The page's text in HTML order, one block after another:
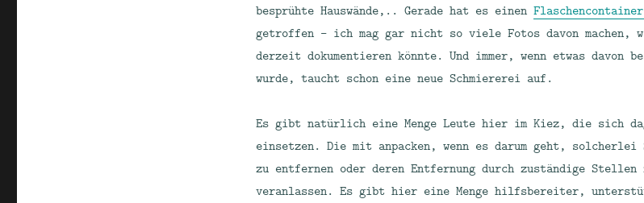
besprühte Hauswände,.. Gerade hat es einen Flaschencontainer
getroffen – ich mag gar nicht so viele Fotos davon machen,
derzeit dokumentieren könnte. Und immer, wenn etwas davon
wurde, taucht schon eine neue Schmiererei auf.
Es gibt natürlich eine Menge Leute hier im Kiez, die sich
einsetzen. Die mit anpacken, wenn es darum geht, solcherlei
zu entfernen oder deren Entfernung durch zuständige Stellen
veranlassen. Es gibt hier eine Menge hilfsbereiter,